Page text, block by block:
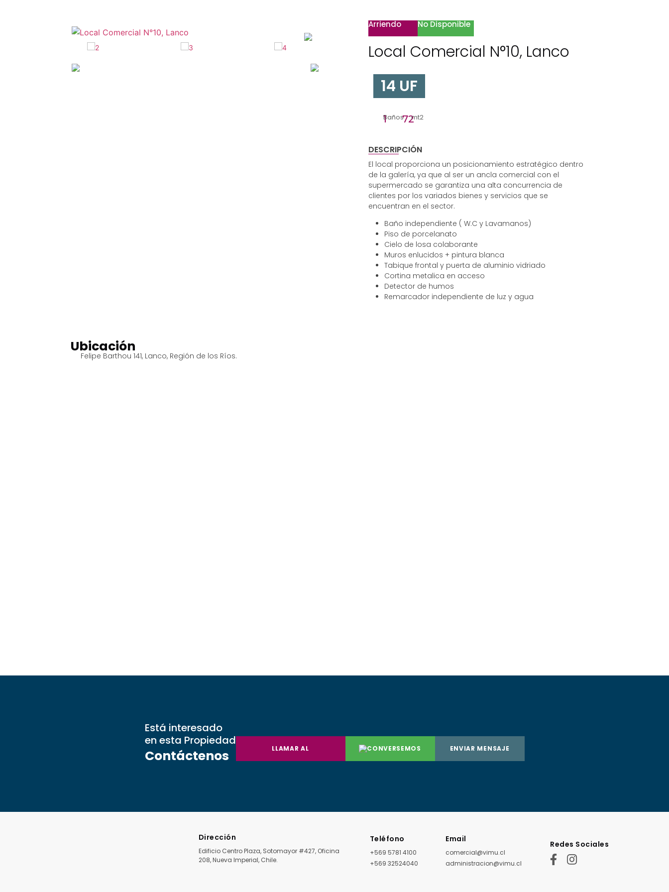
Arriendo No Disponible
Local Comercial N°10, Lanco
14 UF
1
Baños72mt2
DESCRIPCIÓN
El local proporciona un posicionamiento estratégico dentro
de la galería, ya que al ser un ancla comercial con el
supermercado se garantiza una alta concurrencia de
clientes por los variados bienes y servicios que se
encuentran en el sector.
Baño independiente ( W.C y Lavamanos)
Piso de porcelanato
Cielo de losa colaborante
Muros enlucidos + pintura blanca
Tabique frontal y puerta de aluminio vidriado
Cortina metalica en acceso
Detector de humos
Remarcador independiente de luz y agua
Ubicación
Felipe Barthou 141, Lanco, Región de los Ríos.
Está interesado
en esta Propiedad
Contáctenos LLAMAR AL CONVERSEMOS ENVIAR MENSAJE
Dirección
Edificio Centro Plaza, Sotomayor #427, Oficina
208, Nueva Imperial, Chile.
Teléfono
+569 5781 4100
+569 32524040
Email
comercial@vimu.cl
administracion@vimu.cl
Redes Sociales